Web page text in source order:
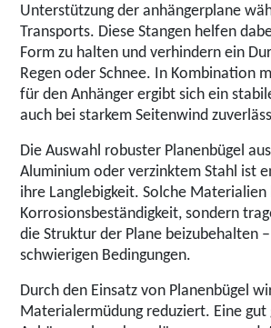
Unterstützung der anhängerplane
Transports. Diese Stangen helfen
Form zu halten und verhindern ein
Regen oder Schnee. In Kombination
für den Anhänger ergibt sich ein
auch bei starkem Seitenwind
Die Auswahl robuster Planenbügel
Aluminium oder verzinktem Stahl ist
ihre Langlebigkeit. Solche
Korrosionsbeständigkeit, sondern
die Struktur der Plane beizubehalten
schwierigen Bedingungen.
Durch den Einsatz von Planenbügel
Materialermüdung reduziert. Eine gut